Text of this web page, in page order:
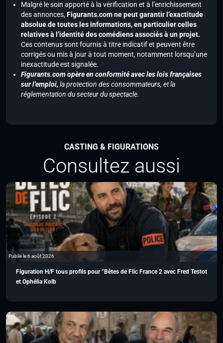
Malgré le soin apporté à la vérification et à l’enrichissement
des annonces,Figurants.com ne peut garantir l’exactitude
absolue de toutes les informations, en particulier celles
relatives à l’identité des comédiens associés à un projet.
Ces contenus sont fournis à titre indicatif et peuvent être
corrigés ou mis à jour à tout moment, notamment lorsqu’une
inexactitude est signalée.
Figurants.com opère en conformité avec les lois françaises
sur l’emploi, la protection des consommateurs, et la
réglementation du secteur du spectacle.
CASTING & FIGURATIONS
Consultez aussi
Publié le 6 août 2026
Figuration H/F tous profils pour “Bêtes de Flic France 2 avec Fred Testot
et Ophélia Kolb